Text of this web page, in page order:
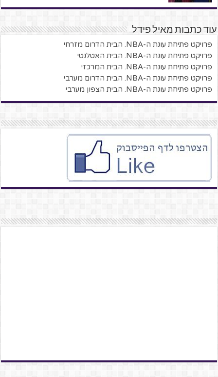
עוד כתבות מאיל פידל
פרויקט פתיחת עונת ה-NBA. הבית הדרום מזרחי
פרויקט פתיחת עונת ה-NBA. הבית האטלנטי
פרויקט פתיחת עונת ה-NBA. הבית המרכזי
פרויקט פתיחת עונת ה-NBA. הבית הדרום מערבי
פרויקט פתיחת עונת ה-NBA. הבית הצפון מערבי